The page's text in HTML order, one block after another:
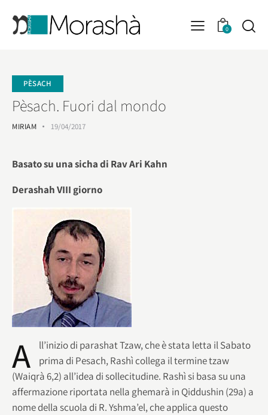
0
PÈSACH
Pèsach. Fuori dal mondo
MIRIAM 19/04/2017
Basato su una sicha di Rav Ari Kahn
Derashah VIII giorno
A
ll’inizio di parashat Tzaw, che è stata letta il Sabato
prima di Pesach, Rashì collega il termine tzaw
(Waiqrà 6,2) all’idea di sollecitudine. Rashì si basa su una
affermazione riportata nella ghemarà in Qiddushin (29a) a
nome della scuola di R. Yshma’el, che applica questo